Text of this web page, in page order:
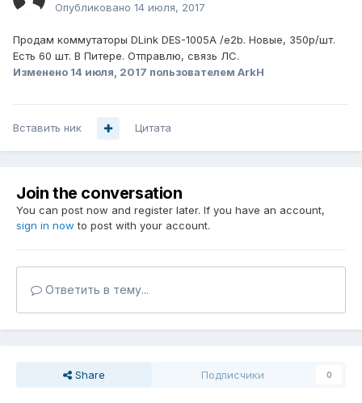
Опубликовано 14 июля, 2017
Продам коммутаторы DLink DES-1005A /e2b. Новые, 350р/шт.
Есть 60 шт. В Питере. Отправлю, связь ЛС.
Изменено 14 июля, 2017 пользователем ArkH
Вставить ник Цитата
Join the conversation
You can post now and register later. If you have an account,
sign in now to post with your account.
Ответить в тему...
Share Подписчики 0